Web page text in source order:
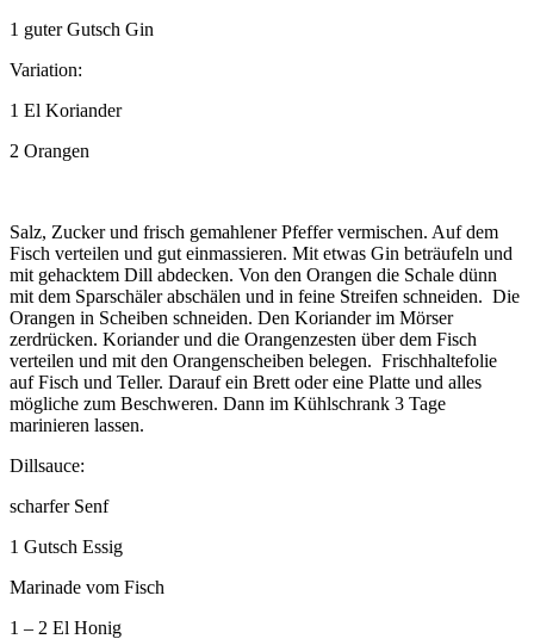
1 guter Gutsch Gin
Variation:
1 El Koriander
2 Orangen
Salz, Zucker und frisch gemahlener Pfeffer vermischen. Auf dem
Fisch verteilen und gut einmassieren. Mit etwas Gin beträufeln und
mit gehacktem Dill abdecken. Von den Orangen die Schale dünn
mit dem Sparschäler abschälen und in feine Streifen schneiden. Die
Orangen in Scheiben schneiden. Den Koriander im Mörser
zerdrücken. Koriander und die Orangenzesten über dem Fisch
verteilen und mit den Orangenscheiben belegen. Frischhaltefolie
auf Fisch und Teller. Darauf ein Brett oder eine Platte und alles
mögliche zum Beschweren. Dann im Kühlschrank 3 Tage
marinieren lassen.
Dillsauce:
scharfer Senf
1 Gutsch Essig
Marinade vom Fisch
1 – 2 El Honig